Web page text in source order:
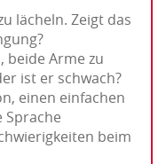
lächeln. Zeigt das
beide Arme zu
ist er schwach?
einen einfachen
Sprache
beim